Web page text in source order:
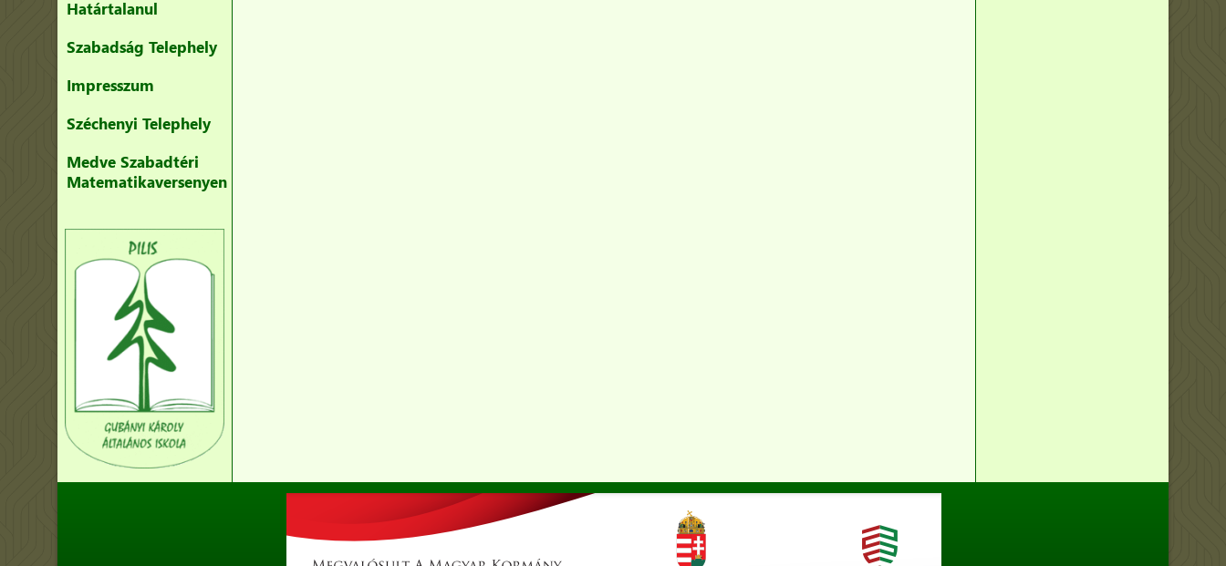
Határtalanul
Szabadság Telephely
Impresszum
Széchenyi Telephely
Medve Szabadtéri
Matematikaversenyen